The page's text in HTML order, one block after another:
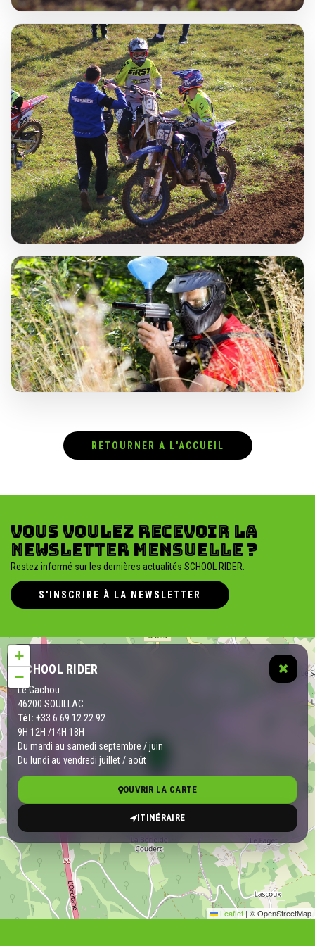
RETOURNER A L'ACCUEIL
Vous voulez recevoir la
newsletter mensuelle ?
Restez informé sur les dernières actualités SCHOOL RIDER.
S'INSCRIRE À LA NEWSLETTER
SCHOOL RIDER
Le Gachou
46200 SOUILLAC
Tél: +33 6 69 12 22 92
9H 12H /14H 18H
Du mardi au samedi septembre / juin
Du lundi au vendredi juillet / août
OUVRIR LA CARTE
ITINÉRAIRE
+
−
Leaflet | © OpenStreetMap